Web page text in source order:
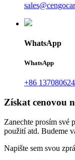
WhatsApp
WhatsApp
+86
Získat cenovou
Zanechte prosím své
použití atd. Budeme
Napište sem svou